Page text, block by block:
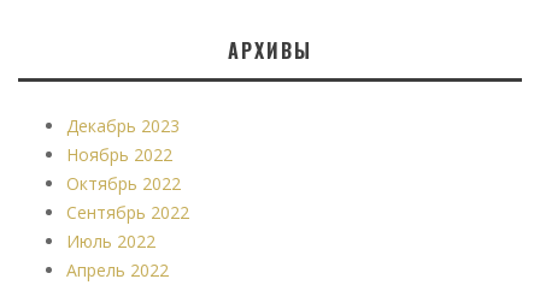
АРХИВЫ
Декабрь 2023
Ноябрь 2022
Октябрь 2022
Сентябрь 2022
Июль 2022
Апрель 2022